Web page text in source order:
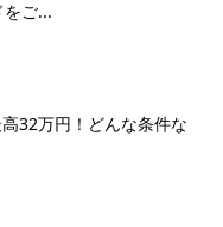
ご...
32万円！どんな条件な